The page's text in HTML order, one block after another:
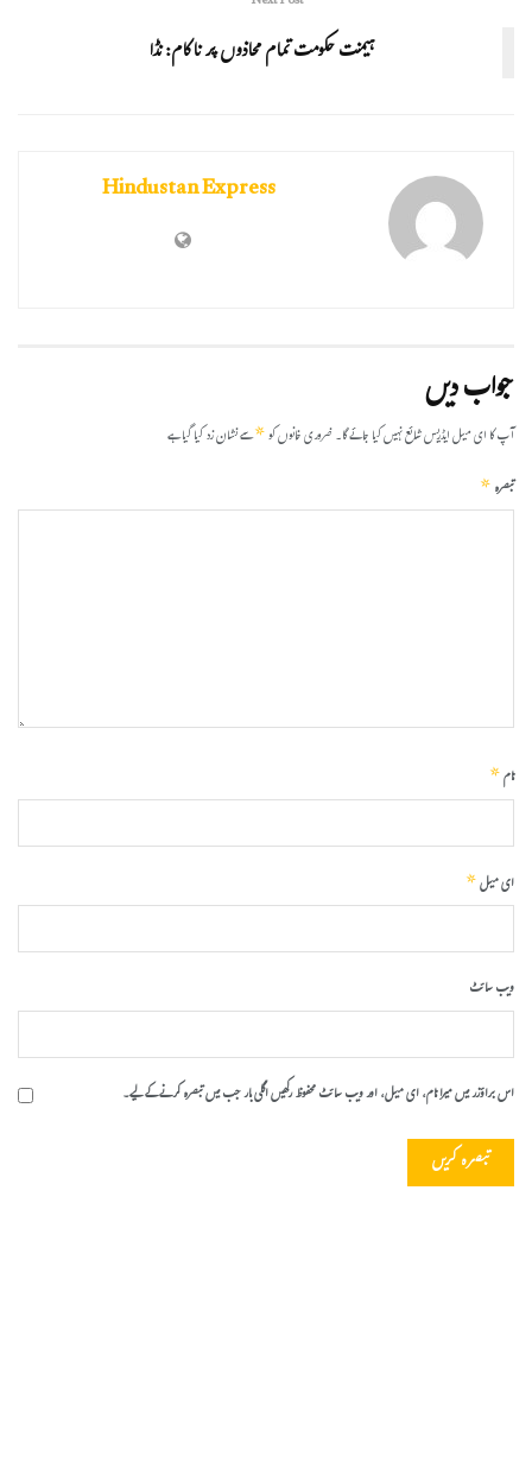
ہیمنت حکومت تمام محاذوں پر ناکام: نڈا
Hindustan Express
جواب دیں
آپ کا ای میل ایڈریس شائع نہیں کیا جائے گا۔ضروری خانوں کو*سے نشان زد کیا گیا ہے
تبصرہ*
نام*
ای میل*
ویب‌ سائٹ
اس براؤزر میں میرا نام، ای میل، اور ویب سائٹ محفوظ رکھیں اگلی بار جب میں تبصرہ کرنے کےلیے۔